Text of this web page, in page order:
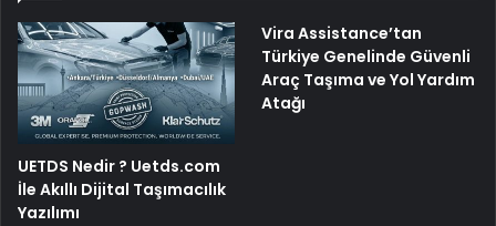
UETDS Nedir ? Uetds.com
İle Akıllı Dijital Taşımacılık
Yazılımı
Vira Assistance’tan
Türkiye Genelinde Güvenli
Araç Taşıma ve Yol Yardım
Atağı